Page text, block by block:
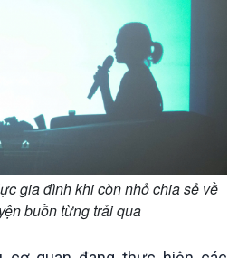
Tâm tình biên giới và hải
Tìm hiểu biển, đảo Việt
gia đình khi còn nhỏ chia sẻ về
buồn từng trải qua